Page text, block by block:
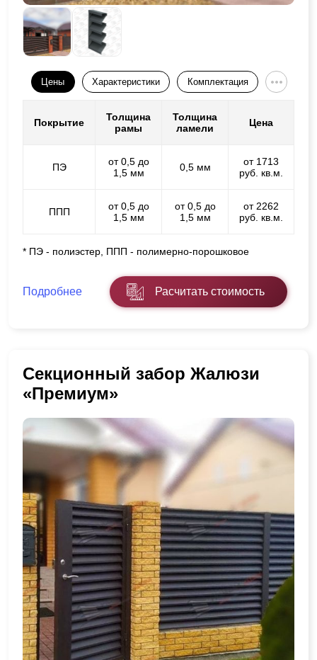
Цены Характеристики Комплектация
Покрытие
Толщина
рамы
Толщина
ламели
Цена
ПЭ
от 0,5 до
1,5 мм
0,5 мм
от 1713
руб. кв.м.
ППП
от 0,5 до
1,5 мм
от 0,5 до
1,5 мм
от 2262
руб. кв.м.
* ПЭ - полиэстер, ППП - полимерно-порошковое
Подробнее Расчитать стоимость
Секционный забор Жалюзи
«Премиум»